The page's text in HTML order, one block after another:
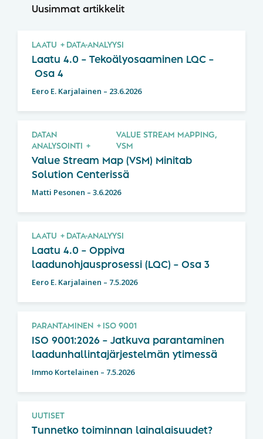
Uusimmat artikkelit
LAATU DATA-ANALYYSI
Laatu 4.0 – Tekoälyosaaminen LQC –
Osa 4
Eero E. Karjalainen – 23.6.2026
DATAN
ANALYSOINTI
VALUE STREAM MAPPING,
VSM
Value Stream Map (VSM) Minitab
Solution Centerissä
Matti Pesonen – 3.6.2026
LAATU DATA-ANALYYSI
Laatu 4.0 – Oppiva
laadunohjausprosessi (LQC) – Osa 3
Eero E. Karjalainen – 7.5.2026
PARANTAMINEN ISO 9001
ISO 9001:2026 – Jatkuva parantaminen
laadunhallintajärjestelmän ytimessä
Immo Kortelainen – 7.5.2026
UUTISET
Tunnetko toiminnan lainalaisuudet?